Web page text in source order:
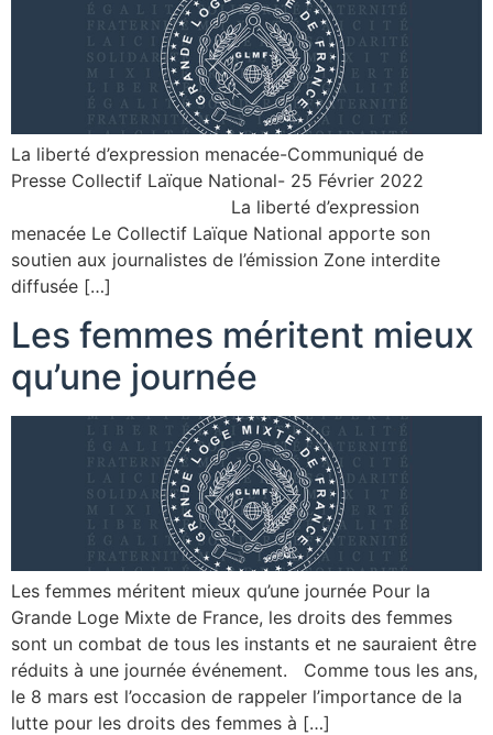
La liberté d’expression menacée-Communiqué de
Presse Collectif Laïque National- 25 Février 2022
La liberté d’expression
menacée Le Collectif Laïque National apporte son
soutien aux journalistes de l’émission Zone interdite
diffusée […]
Les femmes méritent mieux
qu’une journée
Les femmes méritent mieux qu’une journée Pour la
Grande Loge Mixte de France, les droits des femmes
sont un combat de tous les instants et ne sauraient être
réduits à une journée événement. Comme tous les ans,
le 8 mars est l’occasion de rappeler l’importance de la
lutte pour les droits des femmes à […]